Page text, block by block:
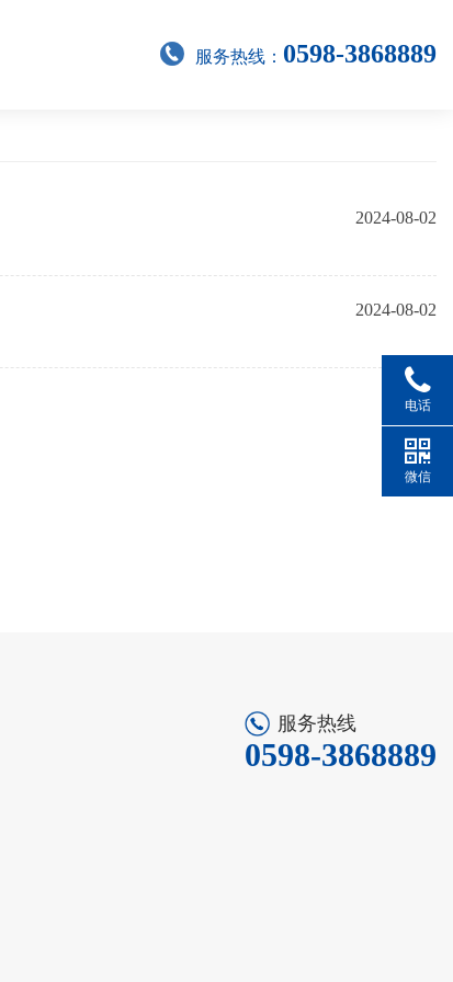
服务热线： 0598-3868889
2024-08-02
2024-08-02
服务热线
0598-3868889
电话
微信